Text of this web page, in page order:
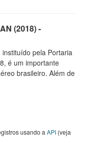
(2018) -
instituído pela Portaria
é um importante
brasileiro. Além de
usando a API (veja